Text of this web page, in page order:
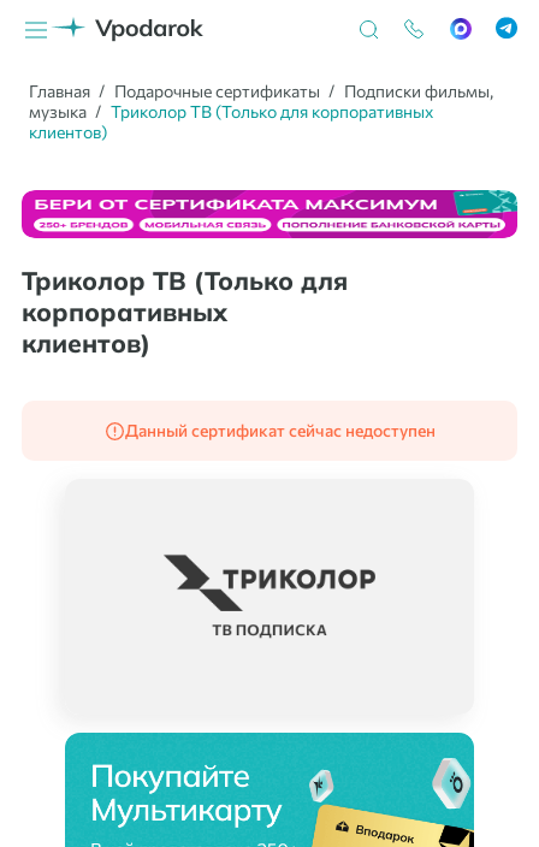
Главная Подарочные сертификаты
Подписки фильмы,
музыка
Триколор ТВ (Только для корпоративных
клиентов)
Триколор ТВ (Только для
корпоративных
клиентов)
Данный сертификат сейчас недоступен